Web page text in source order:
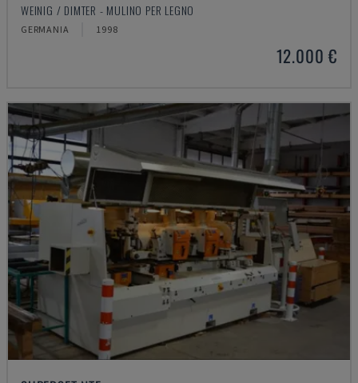
WEINIG / DIMTER - MULINO PER LEGNO
GERMANIA 1998
12.000 €